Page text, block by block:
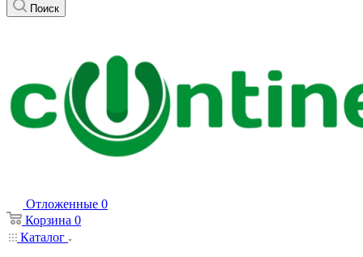
Поиск
Отложенные 0
Корзина 0
Каталог